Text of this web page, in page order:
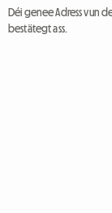
Déi genee Adress vun
bestätegt ass.